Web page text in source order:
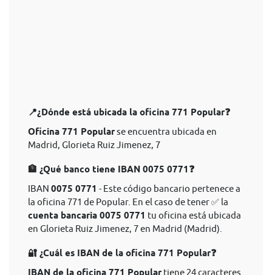
📍¿Dónde está ubicada la oficina 771 Popular❓
Oficina 771 Popularse encuentra ubicada en
Madrid, Glorieta Ruiz Jimenez, 7
🏦 ¿Qué banco tiene IBAN 0075 0771❓
IBAN 0075 0771 - Este código bancario pertenece a
la oficina 771 de Popular. En el caso de tener ✅ la
cuenta bancaria 0075 0771 tu oficina está ubicada
en Glorieta Ruiz Jimenez, 7 en Madrid (Madrid).
🔐 ¿Cuál es IBAN de la oficina 771 Popular❓
IBAN de la oficina 771 Popular tiene 24 caracteres.